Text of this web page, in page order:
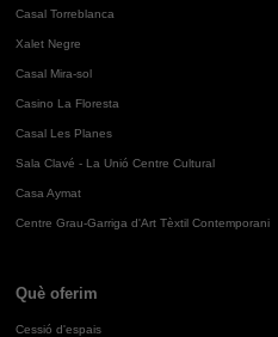
Casal Torreblanca
Xalet Negre
Casal Mira-sol
Casino La Floresta
Casal Les Planes
Sala Clavé - La Unió Centre Cultural
Casa Aymat
Centre Grau-Garriga d'Art Tèxtil Contemporani
Què oferim
Cessió d'espais